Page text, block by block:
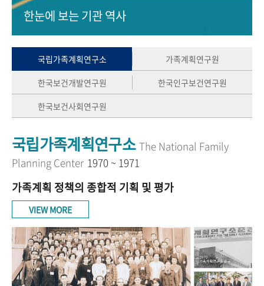
50+1 주년 기념
세계와 함께 한 KIHASA
VR 역사관
한눈에 보는기관 역사
국립가족계획연구소
가족계획연구원
한국보건개발연구원
한국인구보건연구원
한국보건사회연구원
국립가족계획연구소 The National Family
Planning Center 1970 ~ 1971
가족계획 정책의 종합적 기획 및 평가
VIEW MORE